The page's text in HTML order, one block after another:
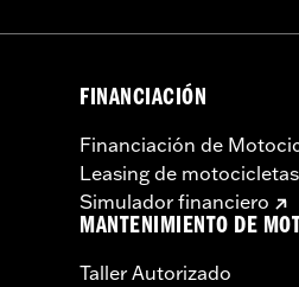
FINANCIACIÓN
Financiación de
Leasing de motocicletas
Simulador financiero
MANTENIMIENTO DE
Taller Autorizado